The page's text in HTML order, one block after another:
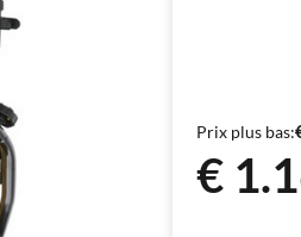
Prix plus bas:
€